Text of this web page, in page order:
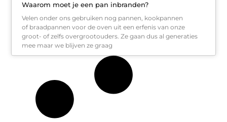
Waarom moet je een pan inbranden?
Velen onder ons gebruiken nog pannen, kookpannen
of braadpannen voor de oven uit een erfenis van onze
groot- of zelfs overgrootouders. Ze gaan dus al generaties
mee maar we blijven ze graag